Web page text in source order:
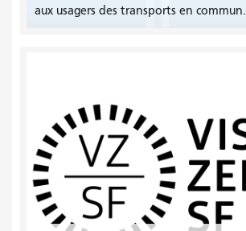
aux usagers des transports en commun.